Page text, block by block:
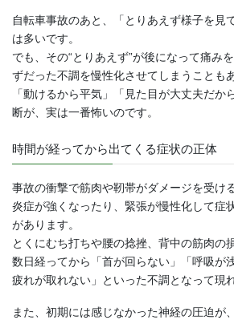
自転車事故のあと、「とりあえず様子を見
は多いです。
でも、その“とりあえず”が後になって痛み
ずだった不調を慢性化させてしまうことも
「動けるから平気」「見た目が大丈夫だか
断が、実は一番怖いのです。
時間が経ってから出てくる症状の正体
事故の衝撃で筋肉や靭帯がダメージを受け
炎症が強くなったり、緊張が慢性化して症
があります。
とくにむち打ちや腰の捻挫、背中の筋肉の
数日経ってから「首が回らない」「呼吸が
疲れが取れない」といった不調となって現
また、初期には感じなかった神経の圧迫が